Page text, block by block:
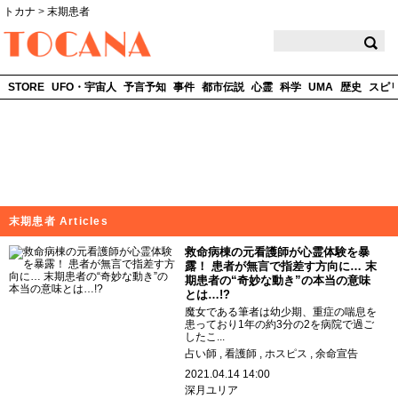
トカナ > 末期患者
STORE UFO・宇宙人 予言予知 事件 都市伝説 心霊 科学 UMA 歴史 スピ
末期患者 Articles
救命病棟の元看護師が心霊体験を暴
露！ 患者が無言で指差す方向に… 末
期患者の“奇妙な動き”の本当の意味
とは…!?
魔女である筆者は幼少期、重症の喘息を
患っており1年の約3分の2を病院で過ご
したこ...
占い師
看護師 ホスピス
余命宣告
2021.04.14 14:00
深月ユリア